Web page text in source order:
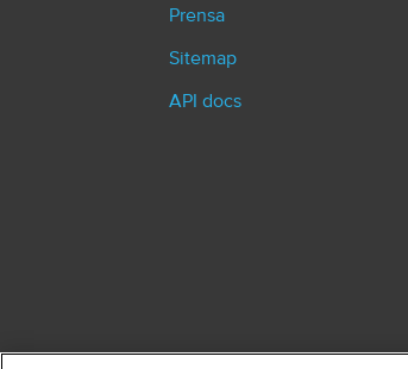
g
a
Prensa
Sitemap
API docs